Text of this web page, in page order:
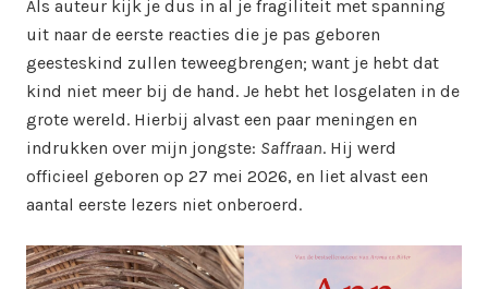
Als auteur kijk je dus in al je fragiliteit met spanning
uit naar de eerste reacties die je pas geboren
geesteskind zullen teweegbrengen; want je hebt dat
kind niet meer bij de hand. Je hebt het losgelaten in de
grote wereld. Hierbij alvast een paar meningen en
indrukken over mijn jongste: Saffraan. Hij werd
officieel geboren op 27 mei 2026, en liet alvast een
aantal eerste lezers niet onberoerd.